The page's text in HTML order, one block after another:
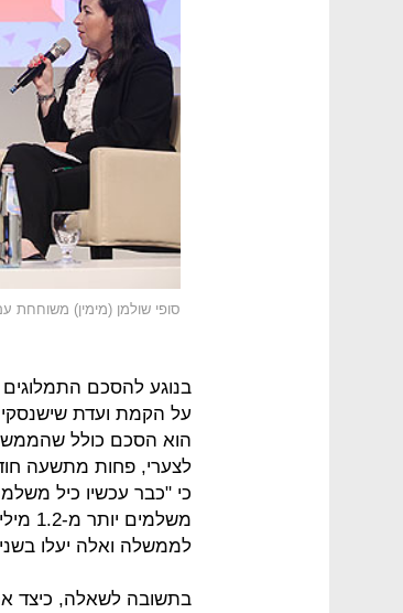
סופי שולמן (מימין) משוחחת
הוא הסכם כולל
לצערי, פחות מתשעה
כי "כבר עכשיו כיל
לממשלה ואלה יעלו בשנים
בתשובה לשאלה, כיצד אתה